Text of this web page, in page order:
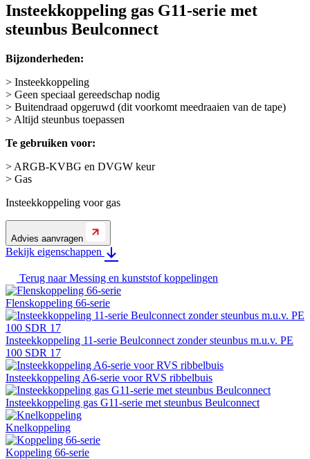
Insteekkoppeling gas G11-serie met
steunbus Beulconnect
Bijzonderheden:
> Insteekkoppeling
> Geen speciaal gereedschap nodig
> Buitendraad opgeruwd (dit voorkomt meedraaien van de tape)
> Altijd steunbus toepassen
Te gebruiken voor:
> ARGB-KVBG en DVGW keur
> Gas
Insteekkoppeling voor gas
Advies aanvragen
Bekijk eigenschappen
Terug naarMessing en kunststof koppelingen
Flenskoppeling 66-serie
Insteekkoppeling 11-serie Beulconnect zonder steunbus m.u.v. PE
100 SDR 17
Insteekkoppeling A6-serie voor RVS ribbelbuis
Insteekkoppeling gas G11-serie met steunbus Beulconnect
Knelkoppeling
Koppeling 66-serie